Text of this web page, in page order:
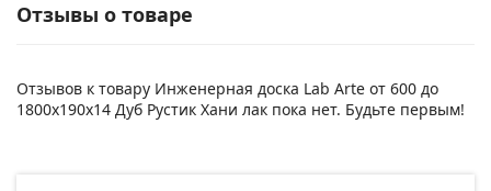
Отзывы о товаре
Отзывов к товару Инженерная доска Lab Arte от 600 до
1800х190х14 Дуб Рустик Хани лак пока нет. Будьте первым!